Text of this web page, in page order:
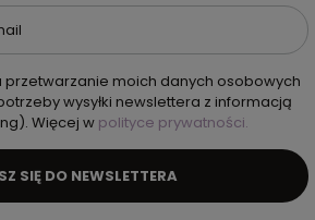
przetwarzanie moich danych osobowych
wysyłki newslettera z informacją
Więcej w polityce prywatności.
SIĘ DO NEWSLETTERA